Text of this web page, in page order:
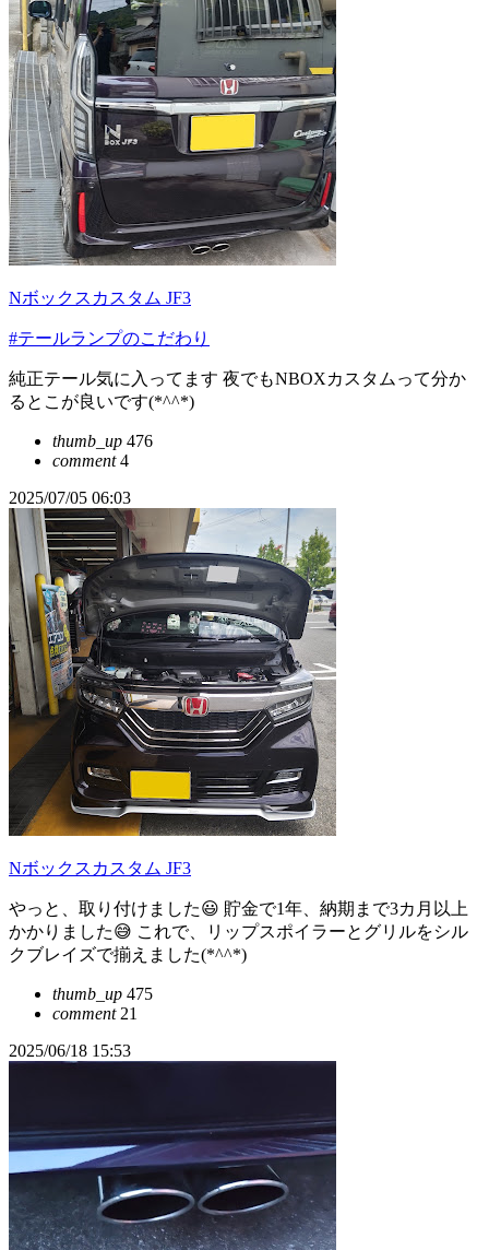
Nボックスカスタム JF3
#テールランプのこだわり
純正テール気に入ってます 夜でもNBOXカスタムって分か
るとこが良いです(*^^*)
thumb_up 476
comment4
2025/07/05 06:03
Nボックスカスタム JF3
やっと、取り付けました😃 貯金で1年、納期まで3カ月以上
かかりました😅 これで、リップスポイラーとグリルをシル
クブレイズで揃えました(*^^*)
thumb_up 475
comment21
2025/06/18 15:53